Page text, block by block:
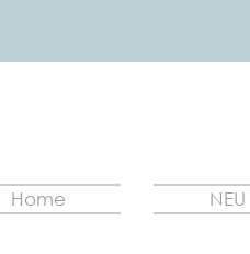
Home NEU